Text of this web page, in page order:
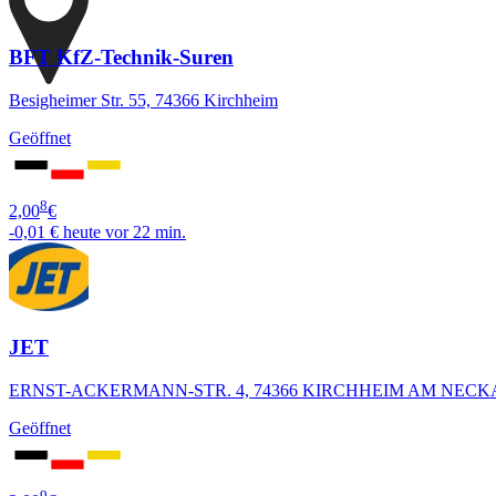
BFT KfZ-Technik-Suren
Besigheimer Str. 55, 74366 Kirchheim
Geöffnet
2,008€
-0,01 € heute vor 22 min.
JET
ERNST-ACKERMANN-STR. 4, 74366 KIRCHHEIM AM
Geöffnet